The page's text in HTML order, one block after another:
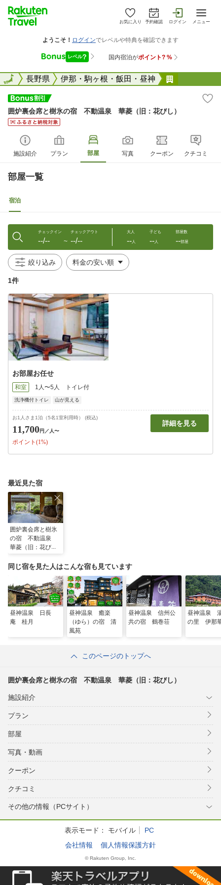
お気に入り 予約確認 ログイン メニュー
全国長野県 伊那・駒ヶ根・飯田・昼神
全国
囲炉裏会席と樹氷の宿 不動温泉 華菱（旧：花びし）
施設紹介 プラン 部屋 写真 クーポン クチコミ
部屋一覧
宿泊
チェックイン
--/-- 〜
チェックアウト
--/--
大人
--人
子ども
--人
部屋数
--部屋
絞り込み
1件
お部屋お任せ
和室 1人〜5人 トイレ付
洗浄機付トイレ 山が見える
お1人さま1泊（5名1室利用時） (税込)
11,700円 ／人〜
ポイント(1%)
詳細を見る
最近見た宿
囲炉裏会席と樹氷
の宿 不動温泉
華菱（旧：花び
同じ宿を見た人はこんな宿も見ています
昼神温泉 日長
庵 桂月
昼神温泉 癒楽
（ゆら）の宿 清
風苑
昼神温泉 信州公
共の宿 鶴巻荘
昼神温泉
の里 伊那
このページのトップへ
囲炉裏会席と樹氷の宿 不動温泉 華菱（旧：花びし）
施設紹介
プラン
部屋
写真・動画
クーポン
クチコミ
その他の情報（PCサイト）
表示モード： モバイル
PC
会社情報
個人情報保護方針
© Rakuten Group, Inc.